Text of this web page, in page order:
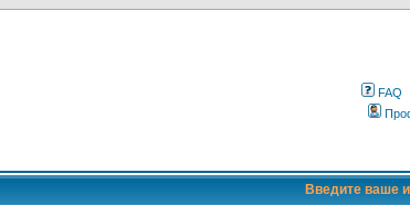
FAQ
Введите ваше